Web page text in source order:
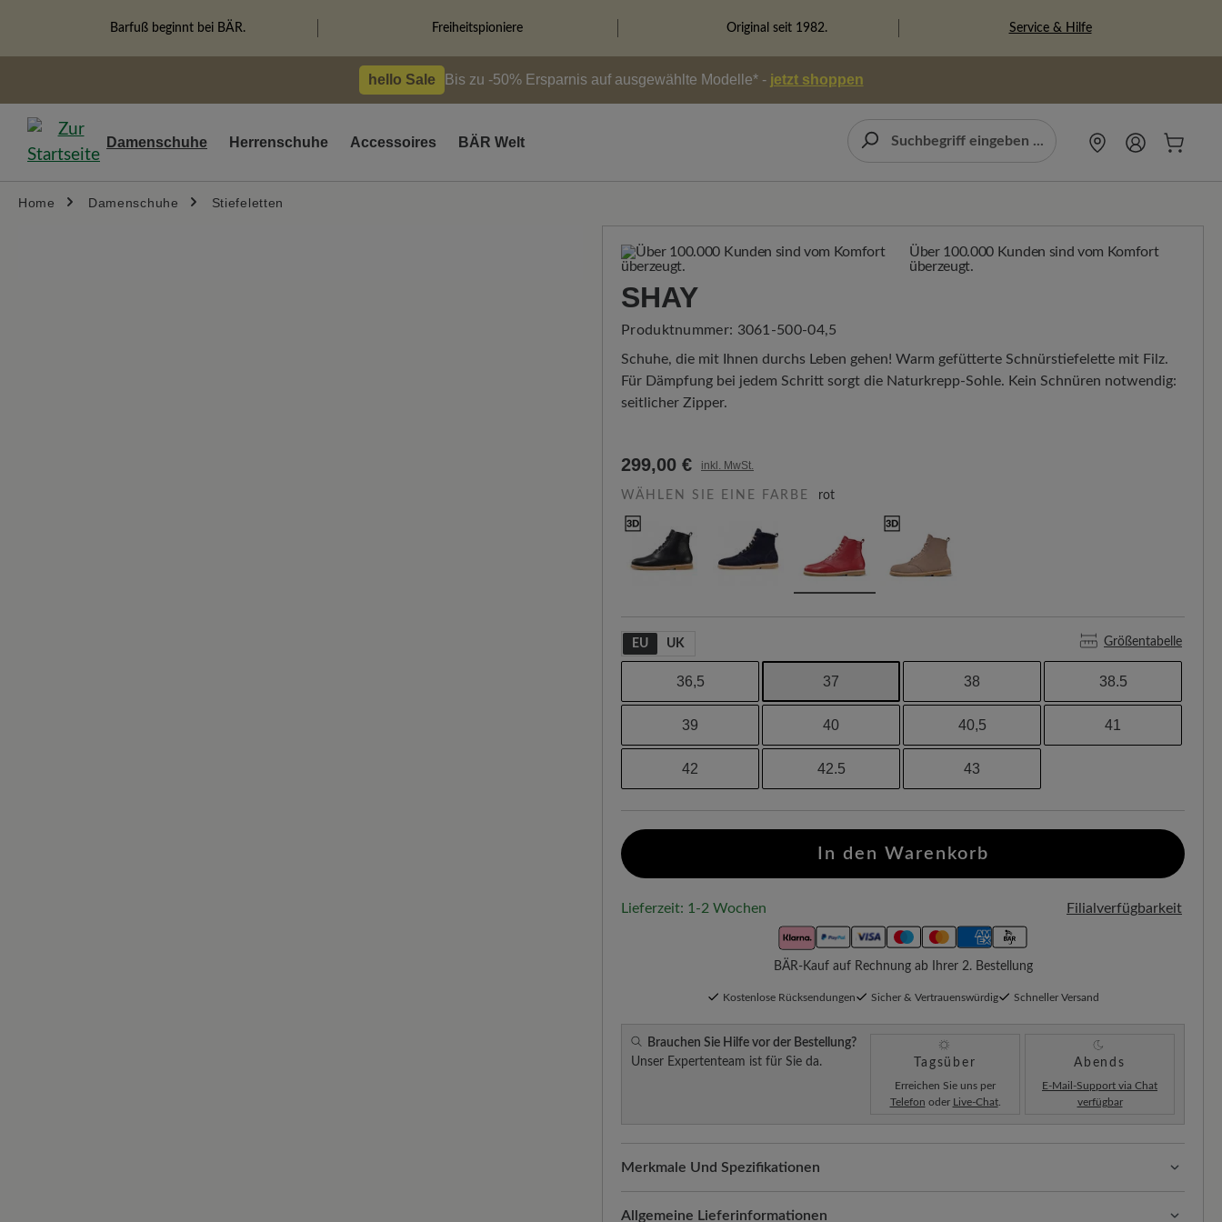
Zur Hauptnavigation springen
Barfuß beginnt bei BÄR. Freiheitspioniere Original seit 1982. Service & Hilfe
hello Sale Bis zu -50% Ersparnis auf ausgewählte Modelle* - jetzt shoppen
Damenschuhe Herrenschuhe Accessoires BÄR Welt
Home Damenschuhe Stiefeletten
Über 100.000 Kunden sind vom Komfort
überzeugt.
SHAY
Produktnummer: 3061-500-04,5
Schuhe, die mit Ihnen durchs Leben gehen! Warm gefütterte Schnürstiefelette mit Filz.
Für Dämpfung bei jedem Schritt sorgt die Naturkrepp-Sohle. Kein Schnüren notwendig:
seitlicher Zipper.
299,00 € inkl. MwSt.
WÄHLEN SIE EINE FARBE rot
EU UK Größentabelle
36,5 37 38 38.5
39 40 40,5 41
42 42.5 43
In den Warenkorb
Lieferzeit: 1-2 Wochen Filialverfügbarkeit
BÄR-Kauf auf Rechnung ab Ihrer 2. Bestellung
Kostenlose Rücksendungen Sicher & Vertrauenswürdig Schneller Versand
Brauchen Sie Hilfe vor der Bestellung?
Unser Expertenteam ist für Sie da.
Tagsüber
Erreichen Sie uns per
Telefon oder Live-Chat.
Abends
E-Mail-Support via Chat
verfügbar
Merkmale Und Spezifikationen
Freeyourfeet!Die perfekte Passform mit 100% Zehenfreiheit. Natürlich geformte
Schuhe, handgefertigt hergestellt.
Allgemeine Lieferinformationen